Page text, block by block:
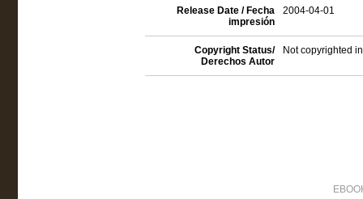
Release Date / Fecha
impresión
2004-04-01
Copyright Status/
Derechos Autor
Not copyrighted